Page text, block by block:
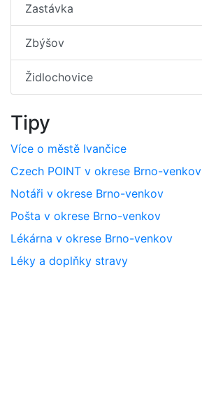
Zastávka
Zbýšov
Židlochovice
Tipy
Více o městě Ivančice
Czech POINT v okrese Brno-venkov
Notáři v okrese Brno-venkov
Pošta v okrese Brno-venkov
Lékárna v okrese Brno-venkov
Léky a doplňky stravy